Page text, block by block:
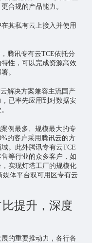
合规的产品能力。
其私有云上接入并使用
腾讯专有云TCE依托分
性，可以完成资源高效
。
解决方案兼容主流国产
已率先应用到对数据安
例最多、规模最大的专
的客户采用腾讯云的方
。此外腾讯专有云TCE
等行业的众多客户，如
，实现灯塔工厂的规模化
媒体平台双可用区专有云
提升，深度
的重要推动力，各行各